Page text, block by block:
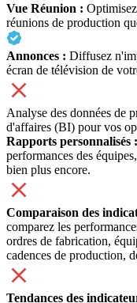
Vue Réunion :
réunions de production
Annonces : Diffusez
écran de télévision de
Analyse des données de
d'affaires (BI) pour vos
Rapports personnalisés :
performances des
bien plus encore.
Comparaison des
comparez les
ordres de fabrication,
cadences de production,
Tendances des